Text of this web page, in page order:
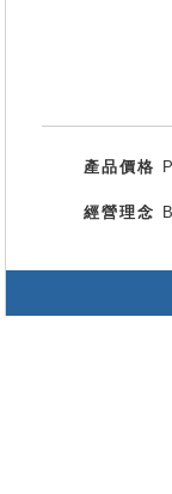
產品價格
經營理念